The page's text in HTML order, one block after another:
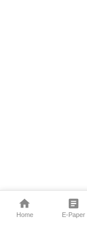
Home E-Paper